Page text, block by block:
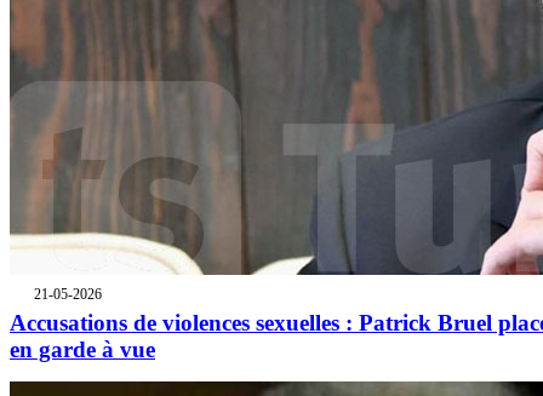
21-05-2026
Accusations de violences sexuelles : Patrick Bruel
en garde à vue